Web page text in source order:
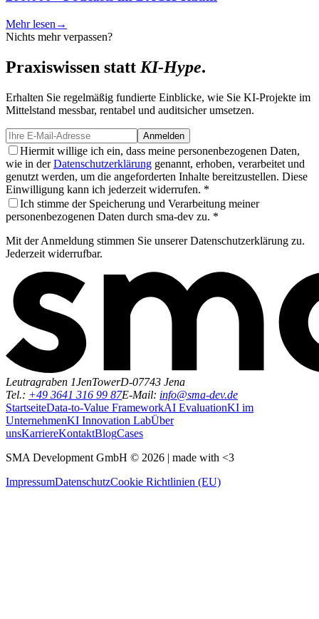
Mehr lesen →
Nichts mehr verpassen?
Praxiswissen statt KI-Hype.
Erhalten Sie regelmäßig fundierte Einblicke, wie Sie KI-Projekte im
Mittelstand messbar, rentabel und auditsicher umsetzen.
Anmelden
Hiermit willige ich ein, dass meine personenbezogenen Daten,
wie in der Datenschutzerklärung genannt, erhoben, verarbeitet und
genutzt werden, um die angeforderten Inhalte bereitzustellen. Diese
Einwilligung kann ich jederzeit widerrufen. *
Ich stimme der Speicherung und Verarbeitung meiner
personenbezogenen Daten durch sma-dev zu. *
Mit der Anmeldung stimmen Sie unserer Datenschutzerklärung zu.
Jederzeit widerrufbar.
Leutragraben 1JenTowerD-07743 Jena
Tel.: +49 3641 316 99 87E-Mail: info@sma-dev.de
StartseiteData-to-Value FrameworkAI EvaluationKI im
UnternehmenKI Innovation LabÜber
unsKarriereKontaktBlogCases
SMA Development GmbH © 2026 | made with <3
ImpressumDatenschutzCookie Richtlinien (EU)